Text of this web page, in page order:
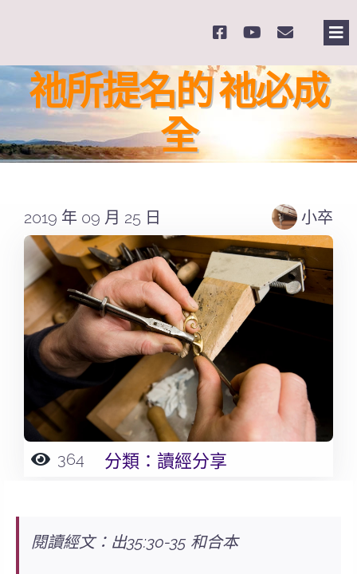
content
祂所提名的 祂必成
全
2019 年 09 月 25 日 小卒
364 分類：讀經分享
閱讀經文：出35:30-35 和合本